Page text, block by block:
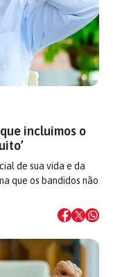
incluímos o
de sua vida e da
que os bandidos não